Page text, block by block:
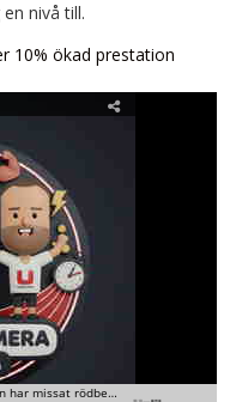
nivå till.
10% ökad prestation